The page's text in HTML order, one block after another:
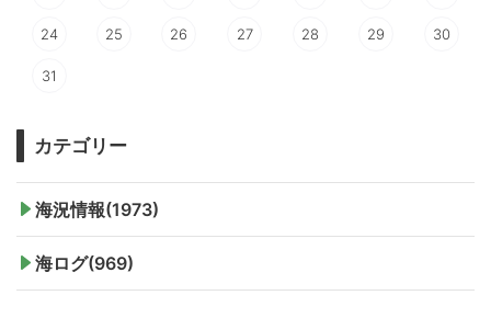
24 25 26 27 28 29 30
31
カテゴリー
海況情報(1973)
海ログ(969)